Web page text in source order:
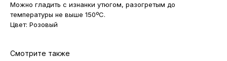
Можно гладить с изнанки утюгом, разогретым до
температуры не выше 150ºС.
Цвет: Розовый
Смотрите также